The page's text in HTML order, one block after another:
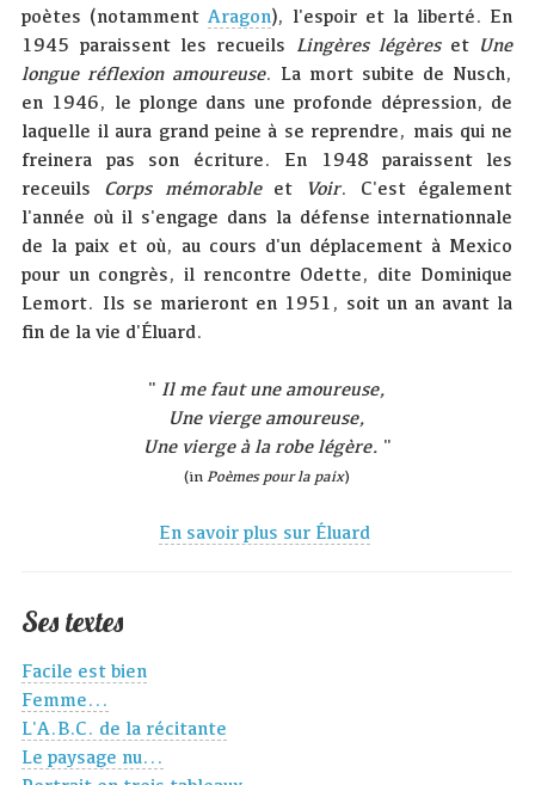
poètes (notamment Aragon), l'espoir et la liberté. En
1945 paraissent les recueils
Lingères légèreset Une
longue réflexion amoureuse. La mort subite de Nusch,
en 1946, le plonge dans une profonde dépression, de
laquelle il aura grand peine à se reprendre, mais qui ne
freinera pas son écriture. En 1948 paraissent les
receuils Corps mémorableet Voir. C'est également
l'année où il s'engage dans la défense internationnale
de la paix et où, au cours d'un déplacement à Mexico
pour un congrès, il rencontre Odette, dite Dominique
Lemort. Ils se marieront en 1951, soit un an avant la
fin de la vie d'Éluard.
" Il me faut une amoureuse,
Une vierge amoureuse,
Une vierge à la robe légère. "
(in Poèmes pour la paix)
En savoir plus sur Éluard
Ses textes
Facile est bien
Femme...
L'A.B.C. de la récitante
Le paysage nu...